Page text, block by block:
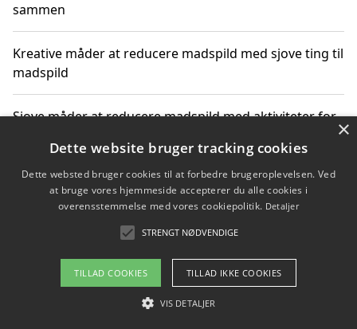
sammen
Kreative måder at reducere madspild med sjove ting til
madspild
Sjove måder at reducere madspild med aktiviteter for
Hvor finder jeg nemme måltidskasser i Vejle
Om / kontakt
Blog Betingelser
×
Dette website bruger tracking cookies
Dette websted bruger cookies til at forbedre brugeroplevelsen. Ved
at bruge vores hjemmeside accepterer du alle cookies i
overensstemmelse med vores cookiepolitik. Detaljer
STRENGT NØDVENDIGE
TILLAD COOKIES TILLAD IKKE COOKIES
VIS DETALJER